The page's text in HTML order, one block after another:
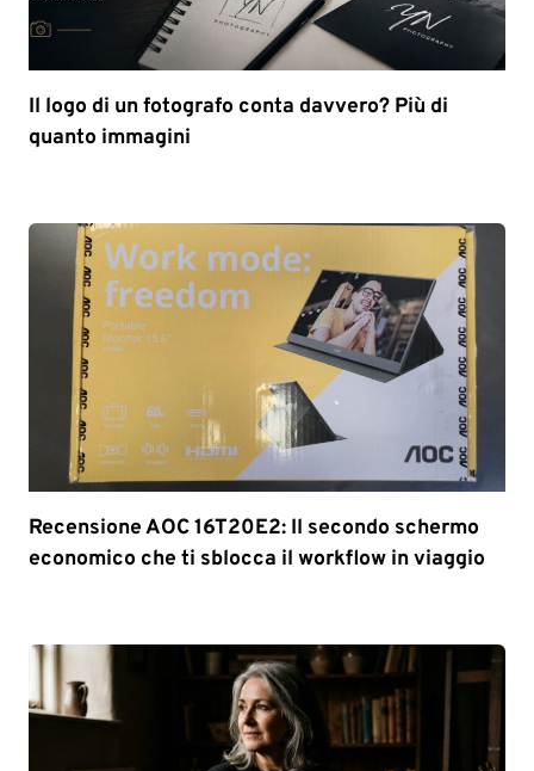
Il logo di un fotografo conta davvero? Più di
quanto immagini
Recensione AOC 16T20E2: Il secondo schermo
economico che ti sblocca il workflow in viaggio